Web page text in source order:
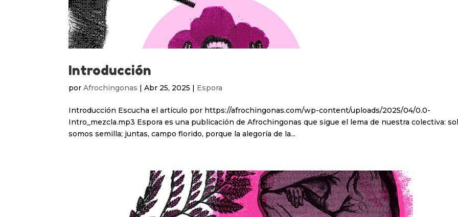
Introducción
porAfrochingonas |Abr 25, 2025 | Espora
Introducción Escucha el artículo por https://afrochingonas.com/wp-content/uploads/2025/04/0.0-
Intro_mezcla.mp3 Espora es una publicación de Afrochingonas que sigue el lema de nuestra colectiva:
somos semilla; juntas, campo florido, porque la alegoría de la...